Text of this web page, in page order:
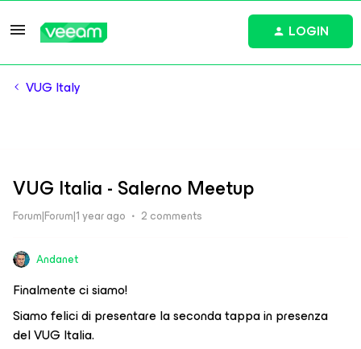
LOGIN
VUG Italy
VUG Italia - Salerno Meetup
Forum|Forum|1 year ago 2 comments
Andanet
Finalmente ci siamo!
Siamo felici di presentare la seconda tappa in presenza
del VUG Italia.